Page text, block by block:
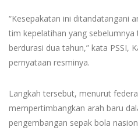
“Kesepakatan ini ditandatangani
tim kepelatihan yang
berdurasi dua tahun,” kata PSSI,
pernyataan resminya.
Langkah tersebut, menurut
mempertimbangkan arah baru
pengembangan sepak bola